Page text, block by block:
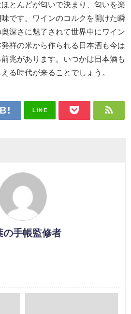
とんどが匂いで決まり、匂いを楽
です。ワインのコルクを開けた瞬
深さに魅了されて世界中にワイン
祥の米から作られる日本酒も今は
兆があります。いつかは日本酒も
る時代が来ることでしょう。
LINE
の手帳監修者